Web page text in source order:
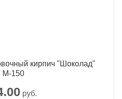
руб.
кирпич "Шоколад"
М-150